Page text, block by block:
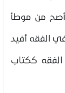
من موطأ
الفقه أفيد
ككتاب